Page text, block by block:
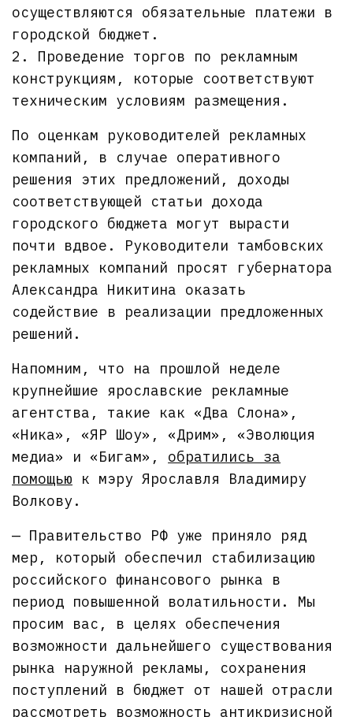
осуществляются обязательные платежи в
городской бюджет.
2. Проведение торгов по рекламным
конструкциям, которые соответствуют
техническим условиям размещения.
По оценкам руководителей рекламных
компаний, в случае оперативного
решения этих предложений, доходы
соответствующей статьи дохода
городского бюджета могут вырасти
почти вдвое. Руководители тамбовских
рекламных компаний просят губернатора
Александра Никитина оказать
содействие в реализации предложенных
решений.
Напомним, что на прошлой неделе
крупнейшие ярославские рекламные
агентства, такие как «Два Слона»,
«Ника», «ЯР Шоу», «Дрим», «Эволюция
медиа» и «Бигам», обратились за
помощью к мэру Ярославля Владимиру
Волкову.
— Правительство РФ уже приняло ряд
мер, который обеспечил стабилизацию
российского финансового рынка в
период повышенной волатильности. Мы
просим вас, в целях обеспечения
возможности дальнейшего существования
рынка наружной рекламы, сохранения
поступлений в бюджет от нашей отрасли
рассмотреть возможность антикризисной